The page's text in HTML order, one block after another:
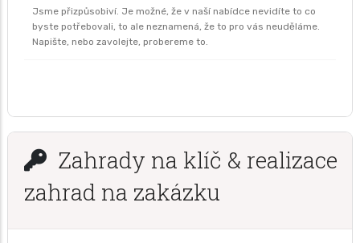
Jsme přizpůsobiví. Je možné, že v naší nabídce nevidíte to co
byste potřebovali, to ale neznamená, že to pro vás neuděláme.
Napište, nebo zavolejte, probereme to.
Zahrady na klíč & realizace
zahrad na zakázku